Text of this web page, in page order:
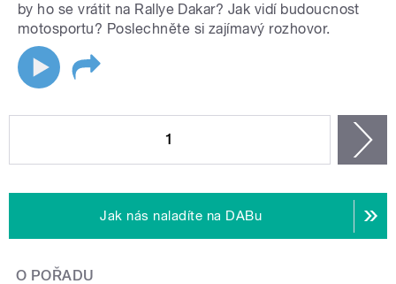
by ho se vrátit na Rallye Dakar? Jak vidí budoucnost
motosportu? Poslechněte si zajímavý rozhovor.
1
Jak nás naladíte na DABu
O POŘADU